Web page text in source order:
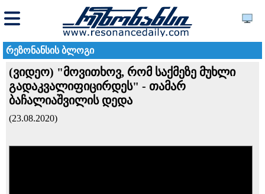
რეზონანსის ბლოგი
(ვიდეო) "მოვითხოვ, რომ საქმეზე მუხლი
გადაკვალიფიცირდეს" - თამარ
ბაჩალიაშვილის დედა
(23.08.2020)